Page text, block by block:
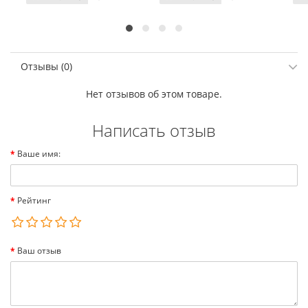
Отзывы (0)
Нет отзывов об этом товаре.
Написать отзыв
Ваше имя:
Рейтинг
Ваш отзыв